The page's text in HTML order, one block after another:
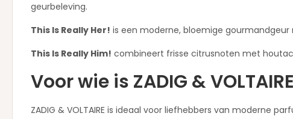
geurbeleving.
This Is Really Her! is een moderne, bloemige
This Is Really Him! combineert frisse citrusnoten met
Voor wie is ZADIG &
ZADIG & VOLTAIRE is ideaal voor liefhebbers van moderne